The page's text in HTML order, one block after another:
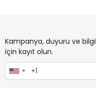
Kampanya, duyuru ve
için kayıt olun.